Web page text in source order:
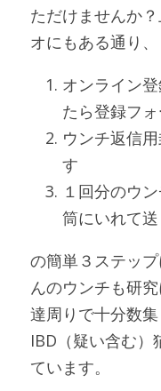
ただけませんか
オにもある通り、
オンライン
たら登録フォ
ウンチ返信
す
１回分のウ
筒にいれて
の簡単３ステッ
んのウンチも研
達周りで十分数
IBD（疑い含む）
ています。